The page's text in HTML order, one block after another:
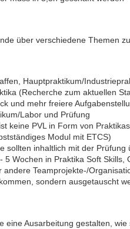
über verschiedene Themen
Hauptpraktikum/
(Recherche zum aktuellen
und mehr freiere
Labor und Prüfung
keine PVL in Form von
Modul mit ETCS)
sollten inhaltlich mit der Prüfung
5 Wochen in Praktika Soft Skills,
andere Teamprojekte-/
sondern ausgetauscht
eine Ausarbeitung gestalten,